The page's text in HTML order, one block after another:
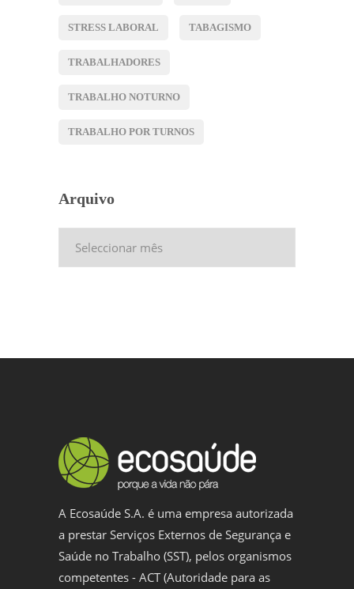
STRESS LABORAL TABAGISMO
TRABALHADORES
TRABALHO NOTURNO
TRABALHO POR TURNOS
Arquivo
A Ecosaúde S.A. é uma empresa autorizada
a prestar Serviços Externos de Segurança e
Saúde no Trabalho (SST), pelos organismos
competentes - ACT (Autoridade para as